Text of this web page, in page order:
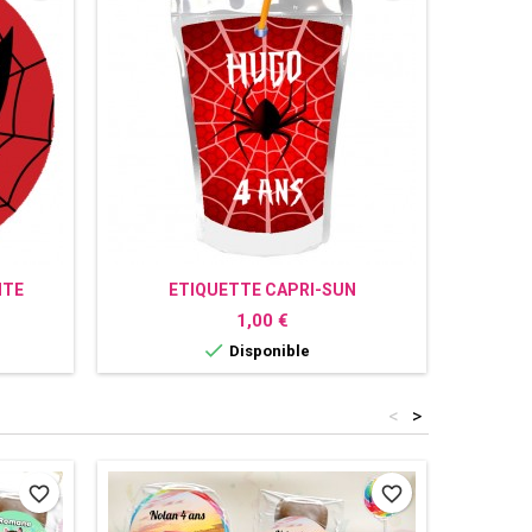
ETIQUETTE CAPRI-SUN
PERSONNALISÉE SPIDERMAN
Prix
1,00 €
 Disponible
>
<
favorite_border favorite_border